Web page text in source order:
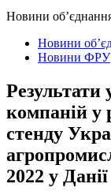
Новини
Новини
Новини ФРУ
Результати
компаній у
стенду
2022 у Данії